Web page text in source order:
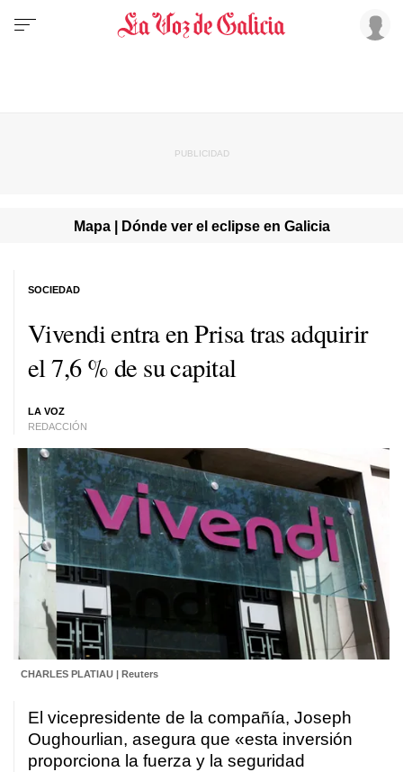
Mapa | Dónde ver el eclipse en Galicia
Vivendi entra en Prisa tras adquirir
el 7,6 % de su capital
LA VOZ
REDACCIÓN
SOCIEDAD
CHARLES PLATIAU | Reuters
El vicepresidente de la compañía, Joseph
Oughourlian, asegura que «esta inversión
proporciona la fuerza y la seguridad